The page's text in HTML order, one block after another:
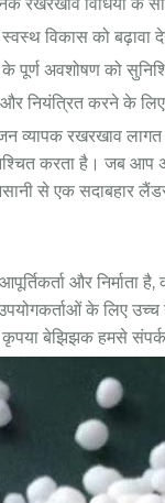
विकास को
के पूर्ण अवशोषण को
नियंत्रित करने के
व्यापक रखरखाव
करता है। जब
से एक सदाबहार
और
के लिए
कृपया बेझिझक हमसे